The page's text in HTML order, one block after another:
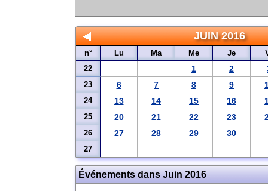
JUIN 2016
n° Lu Ma Me Je
22
1 2
23 6 7 8 9
24 13 14 15 16
25 20 21 22 23
26 27 28 29 30
27
Événements dans Juin 2016